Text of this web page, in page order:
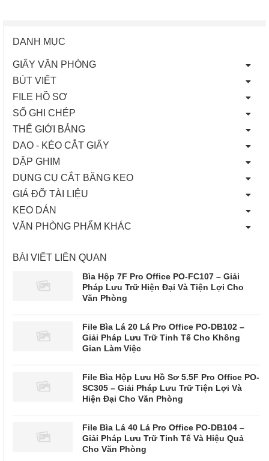
DANH MỤC
GIẤY VĂN PHÒNG
BÚT VIẾT
FILE HỒ SƠ
SỔ GHI CHÉP
THẾ GIỚI BẢNG
DAO - KÉO CẮT GIẤY
DẬP GHIM
DỤNG CỤ CẮT BĂNG KEO
GIÁ ĐỠ TÀI LIỆU
KEO DÁN
VĂN PHÒNG PHẨM KHÁC
BÀI VIẾT LIÊN QUAN
Bìa Hộp 7F Pro Office PO-FC107 – Giải
Pháp Lưu Trữ Hiện Đại Và Tiện Lợi Cho
Văn Phòng
File Bìa Lá 20 Lá Pro Office PO-DB102 –
Giải Pháp Lưu Trữ Tinh Tế Cho Không
Gian Làm Việc
File Bìa Hộp Lưu Hồ Sơ 5.5F Pro Office PO-
SC305 – Giải Pháp Lưu Trữ Tiện Lợi Và
Hiện Đại Cho Văn Phòng
File Bìa Lá 40 Lá Pro Office PO-DB104 –
Giải Pháp Lưu Trữ Tinh Tế Và Hiệu Quả
Cho Văn Phòng